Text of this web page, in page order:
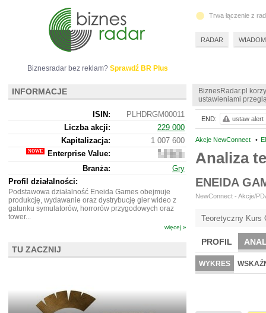
BiznesRadar.pl
ustawieniami
Akcje NewConnect •
Analiza
ENEIDA
NewConnect - Akcje/
Teoretyczny Kurs
PROFIL
BR LAB
WYKRES
END: ustaw alert
Biznesradar bez reklam? Sprawdź BR Plus
INFORMACJE
ISIN:
PLHDRGM00011
Liczba akcji:
229 000
Kapitalizacja:
1 007 600
Enterprise Value:
987
600
Branża:
Gry
Profil działalności:
Podstawowa działalność Eneida Games obejmuje
produkcję, wydawanie oraz dystrybucję gier wideo z
gatunku symulatorów, horrorów przygodowych oraz
tower...
więcej »
TU ZACZNIJ
Trwa łączenie z
RADAR